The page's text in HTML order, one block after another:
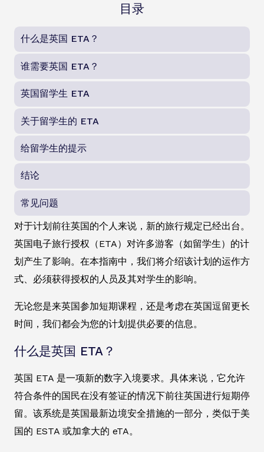
目录
什么是英国 ETA？
谁需要英国 ETA？
英国留学生 ETA
关于留学生的 ETA
给留学生的提示
结论
常见问题
对于计划前往英国的个人来说，新的旅行规定已经出台。
英国电子旅行授权（ETA）对许多游客（如留学生）的计
划产生了影响。在本指南中，我们将介绍该计划的运作方
式、必须获得授权的人员及其对学生的影响。
无论您是来英国参加短期课程，还是考虑在英国逗留更长
时间，我们都会为您的计划提供必要的信息。
什么是英国 ETA？
英国 ETA 是一项新的数字入境要求。具体来说，它允许
符合条件的国民在没有签证的情况下前往英国进行短期停
留。该系统是英国最新边境安全措施的一部分，类似于美
国的 ESTA 或加拿大的 eTA。